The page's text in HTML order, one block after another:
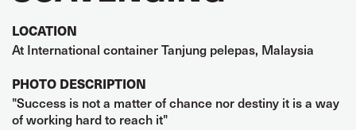
LOCATION
At International container Tanjung pelepas, Malaysia
PHOTO DESCRIPTION
"Success is not a matter of chance nor destiny it is a way
of working hard to reach it"